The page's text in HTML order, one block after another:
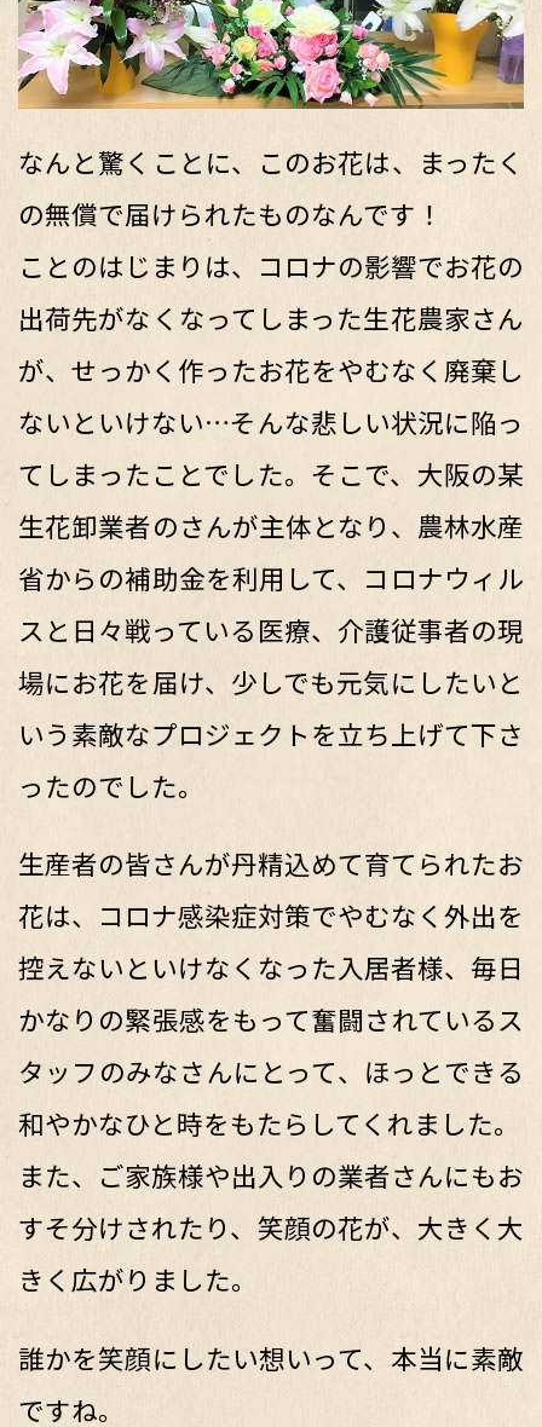
なんと驚くことに、このお花は、まったく
の無償で届けられたものなんです！
ことのはじまりは、コロナの影響でお花の
出荷先がなくなってしまった生花農家さん
が、せっかく作ったお花をやむなく廃棄し
ないといけない…そんな悲しい状況に陥っ
てしまったことでした。そこで、大阪の某
生花卸業者のさんが主体となり、農林水産
省からの補助金を利用して、コロナウィル
スと日々戦っている医療、介護従事者の現
場にお花を届け、少しでも元気にしたいと
いう素敵なプロジェクトを立ち上げて下さ
ったのでした。
生産者の皆さんが丹精込めて育てられたお
花は、コロナ感染症対策でやむなく外出を
控えないといけなくなった入居者様、毎日
かなりの緊張感をもって奮闘されているス
タッフのみなさんにとって、ほっとできる
和やかなひと時をもたらしてくれました。
また、ご家族様や出入りの業者さんにもお
すそ分けされたり、笑顔の花が、大きく大
きく広がりました。
誰かを笑顔にしたい想いって、本当に素敵
ですね。